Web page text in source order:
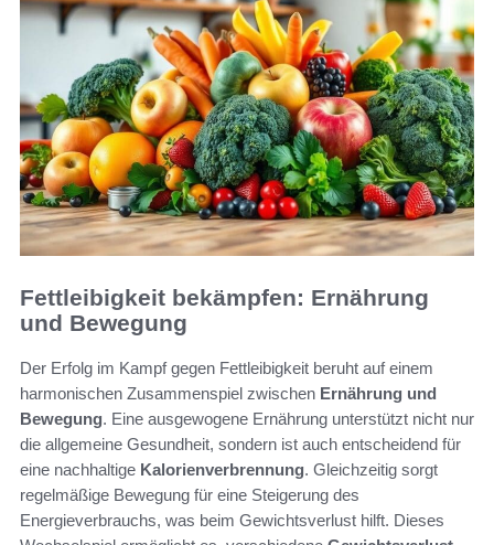
Fettleibigkeit bekämpfen: Ernährung
und Bewegung
Der Erfolg im Kampf gegen Fettleibigkeit beruht auf einem
harmonischen Zusammenspiel zwischen Ernährung und
Bewegung. Eine ausgewogene Ernährung unterstützt nicht nur
die allgemeine Gesundheit, sondern ist auch entscheidend für
eine nachhaltige Kalorienverbrennung. Gleichzeitig sorgt
regelmäßige Bewegung für eine Steigerung des
Energieverbrauchs, was beim Gewichtsverlust hilft. Dieses